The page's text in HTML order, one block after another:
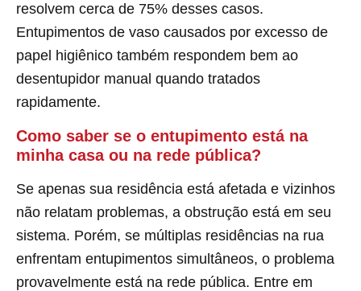
resolvem cerca de 75% desses casos.
Entupimentos de vaso causados por excesso de
papel higiênico também respondem bem ao
desentupidor manual quando tratados
rapidamente.
Como saber se o entupimento está na
minha casa ou na rede pública?
Se apenas sua residência está afetada e vizinhos
não relatam problemas, a obstrução está em seu
sistema. Porém, se múltiplas residências na rua
enfrentam entupimentos simultâneos, o problema
provavelmente está na rede pública. Entre em